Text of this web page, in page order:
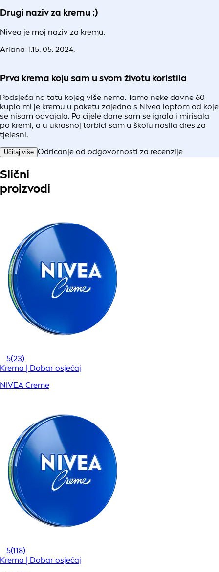
Drugi naziv za kremu :)
Nivea je moj naziv za kremu.
Ariana T.15. 05. 2024.
Prva krema koju sam u svom životu koristila
Podsjeća na tatu kojeg više nema. Tamo neke davne 60
kupio mi je kremu u paketu zajedno s Nivea loptom od koje
se nisam odvajala. Po cijele dane sam se igrala i mirisala
po kremi, a u ukrasnoj torbici sam u školu nosila dres za
tjelesni.
Učitaj više Odricanje od odgovornosti za recenzije
Slični
proizvodi
5(23)
Krema | Dobar osjećaj
NIVEA Creme
5(118)
Krema | Dobar osjećaj